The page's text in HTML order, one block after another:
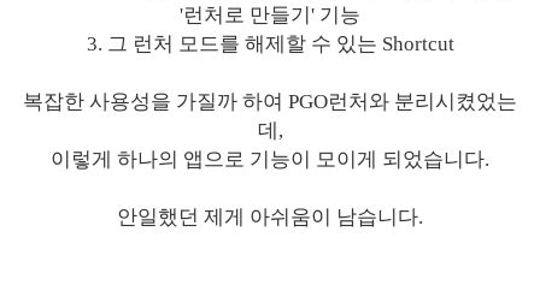
'런처로 만들기' 기능
3. 그 런처 모드를 해제할 수 있는 Shortcut
복잡한 사용성을 가질까 하여 PGO런처와 분리시켰었는
데,
이렇게 하나의 앱으로 기능이 모이게 되었습니다.
안일했던 제게 아쉬움이 남습니다.